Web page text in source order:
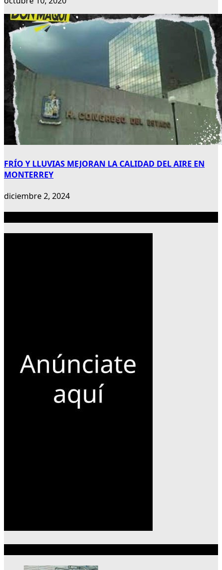
FRÍO Y LLUVIAS MEJORAN LA CALIDAD DEL AIRE EN
MONTERREY
diciembre 2, 2024